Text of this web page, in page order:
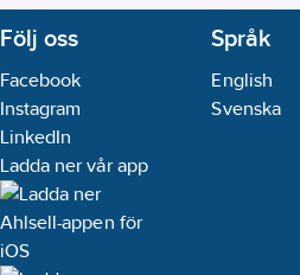
Följ oss
Facebook
Instagram
LinkedIn
Ladda ner vår app
Språk
English
Svenska